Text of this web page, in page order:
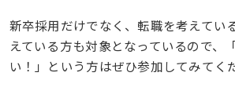
新卒採用だけでなく、転職を考えてい
えている方も対象となっているので、
い！」という方はぜひ参加してみてく